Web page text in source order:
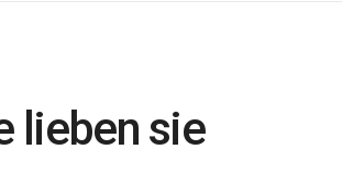
lieben sie